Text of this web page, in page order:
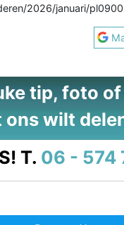
2026/januari/
tip, foto
ons wilt
T. 06 - 574